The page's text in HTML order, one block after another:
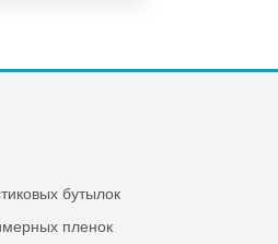
бутылок
пленок